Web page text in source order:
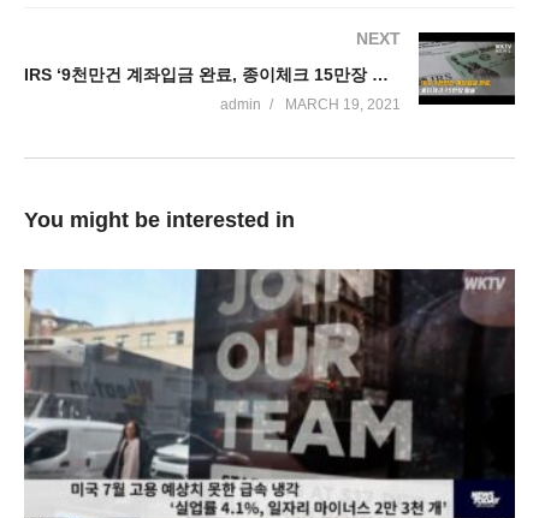
NEXT
IRS ‘9천만건 계좌입금 완료, 종이체크 15만장 발송’
admin MARCH 19, 2021
You might be interested in